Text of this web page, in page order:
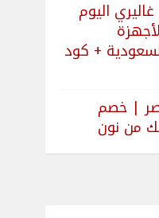
اليوم
+ كود
| خصم
من نون